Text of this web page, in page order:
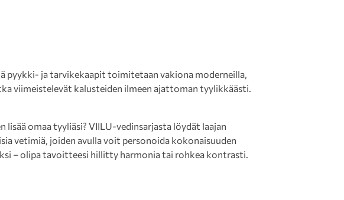
pyykki- ja tarvikekaapit toimitetaan vakiona moderneilla,
viimeistelevät kalusteiden ilmeen ajattoman tyylikkäästi.
lisää omaa tyyliäsi? VIILU-vedinsarjasta löydät laajan
vetimiä, joiden avulla voit personoida kokonaisuuden
– olipa tavoitteesi hillitty harmonia tai rohkea kontrasti.